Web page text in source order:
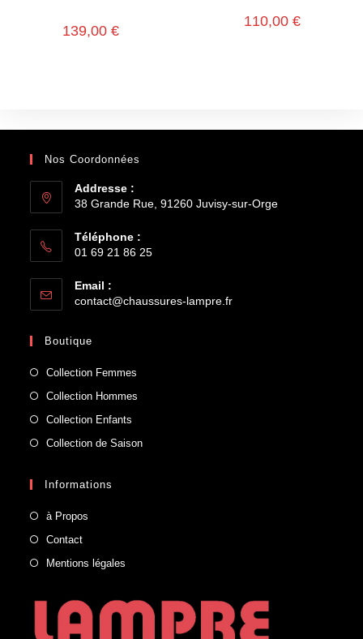
139,00 €
110,00 €
Nos Coordonnées
Addresse :
38 Grande Rue, 91260 Juvisy-sur-Orge
Téléphone :
01 69 21 86 25
Email :
contact@chaussures-lampre.fr
Boutique
Collection Femmes
Collection Hommes
Collection Enfants
Collection de Saison
Informations
à Propos
Contact
Mentions légales